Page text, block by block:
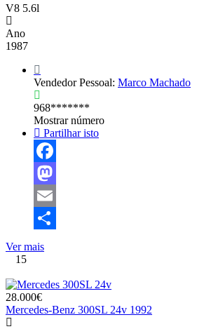
V8 5.6l
Ano
1987
Vendedor Pessoal: Marco Machado
968*******
Mostrar número
Partilhar isto
Facebook
Mastodon
Email
Share
Ver mais
15
28.000€
Mercedes-Benz 300SL 24v 1992